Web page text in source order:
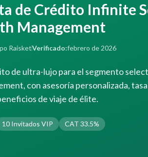
de Crédito Infinite
Management
RaisketVerificado:febrero de 2026
de ultra-lujo para el segmento
con asesoría personalizada,
de viaje de élite.
10 Invitados VIP CAT 33.5%